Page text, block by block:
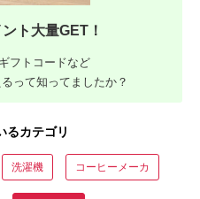
ト大量GET！
フトコードなど
って知ってましたか？
るカテゴリ
洗濯機 コーヒーメーカ